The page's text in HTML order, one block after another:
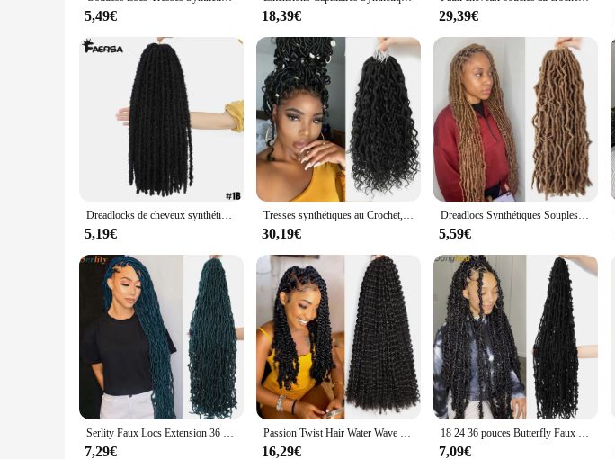
5,49€ 18,39€ 29,39€
Dreadlocks de cheveux synthétiques bouclés au crochet, mèches de cheveux au crochet, fausses serrures, extensions de tresses de cheveux, serrures douces, tresse de papillon
5,19€
Tresses synthétiques au Crochet, Extension capillaire, Faux Locs bruns ombrés avec cheveux bouclés, Passion Twist River Goddess, X-TRESS
30,19€
Dreadlocs Synthétiques Souples Pré-Bouclés pour Femme Noire, Tresses de Déesse au Crochet, 21 Brins/Paquet
5,59€
Serlity Faux Locs Extension 36 24 18 pouces brun gingembre doux déesse tressage dreadlocks cheveux Nu Locs Crochet cheveux 21 brins/paquet
7,29€
Passion Twist Hair Water Wave pour femme, cheveux synthétiques au crochet, tressage bouclé, printemps, 6 paquets
16,29€
18 24 36 pouces Butterfly Faux Locs Crochet cheveux pré-bouclés Meche papillon serrures Crochet tresse en détresse doux Locs Crochet cheveux
7,09€